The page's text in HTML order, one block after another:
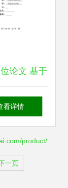
论文 基于
发的计算机
应用
看详情
product/
一页